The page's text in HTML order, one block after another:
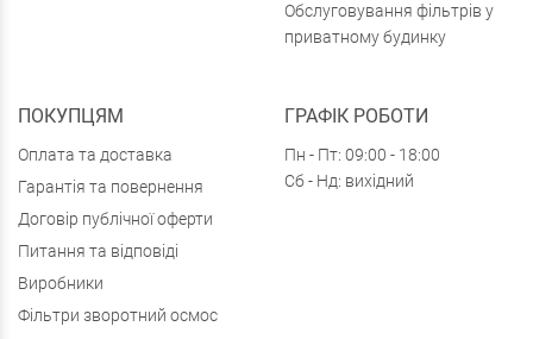
Обслуговування фільтрів у
приватному будинку
ПОКУПЦЯМ
Оплата та доставка
Гарантія та повернення
Договір публічної оферти
Питання та відповіді
Виробники
Фільтри зворотний осмос
ГРАФІК РОБОТИ
Пн - Пт: 09:00 - 18:00
Сб - Нд: вихідний